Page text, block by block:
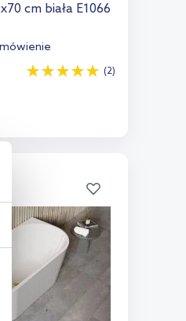
cm biała E1066
(2)
porównania